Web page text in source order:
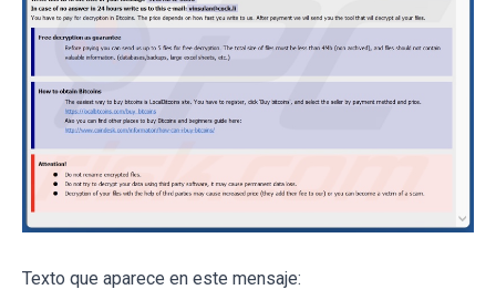
Texto que aparece en este mensaje: